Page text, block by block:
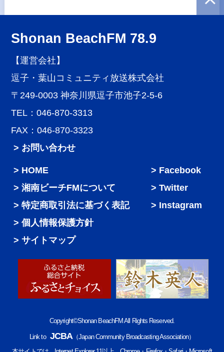
Shonan BeachFM 78.9
【運営会社】
逗子・葉山コミュニティ放送株式会社
〒249-0003 神奈川県逗子市池子2-5-6
TEL：046-870-3313
FAX：046-870-3323
> お問い合わせ
HOME
湘南ビーチFMについて
特定商取引法に基づく表記
個人情報保護方針
サイトマップ
Facebook
Twitter
Instagram
Copyright©Shonan BeachFM All Rights Reserved.
Link to JCBA（Japan Community Broadcasting Association）